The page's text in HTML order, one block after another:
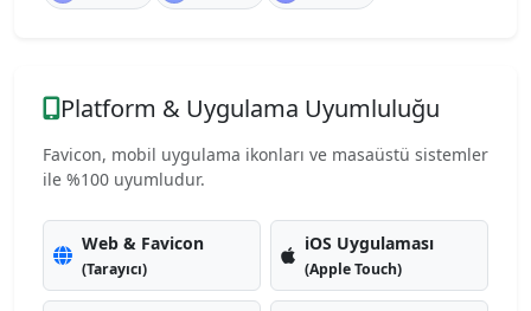
Platform & Uygulama Uyumluluğu
Favicon, mobil uygulama ikonları ve masaüstü sistemler
ile %100 uyumludur.
Web & Favicon
(Tarayıcı)
iOS Uygulaması
(Apple Touch)